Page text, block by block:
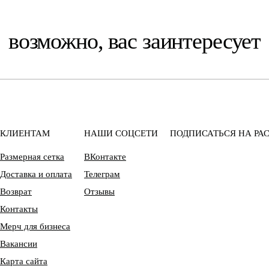
возможно, вас заинтересует
КЛИЕНТАМ
Размерная сетка
Доставка и оплата
Возврат
Контакты
Мерч для бизнеса
Вакансии
Карта сайта
НАШИ СОЦСЕТИ
ВКонтакте
Телеграм
Отзывы
ПОДПИСАТЬСЯ НА